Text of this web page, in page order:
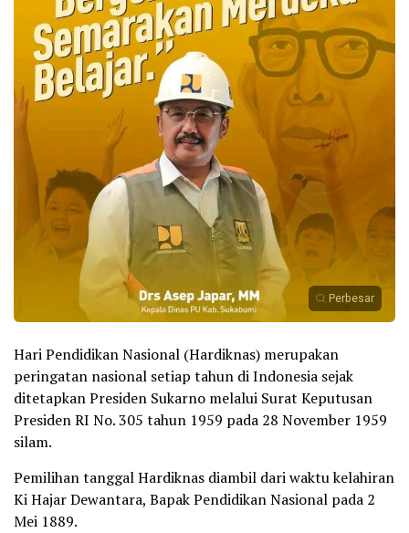
Perbesar
Hari Pendidikan Nasional (Hardiknas) merupakan
peringatan nasional setiap tahun di Indonesia sejak
ditetapkan Presiden Sukarno melalui Surat Keputusan
Presiden RI No. 305 tahun 1959 pada 28 November 1959
silam.
Pemilihan tanggal Hardiknas diambil dari waktu kelahiran
Ki Hajar Dewantara, Bapak Pendidikan Nasional pada 2
Mei 1889.